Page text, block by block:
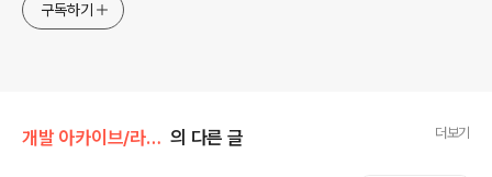
구독하기
개발 아카이브/라이브러리 의 다른 글 더보기